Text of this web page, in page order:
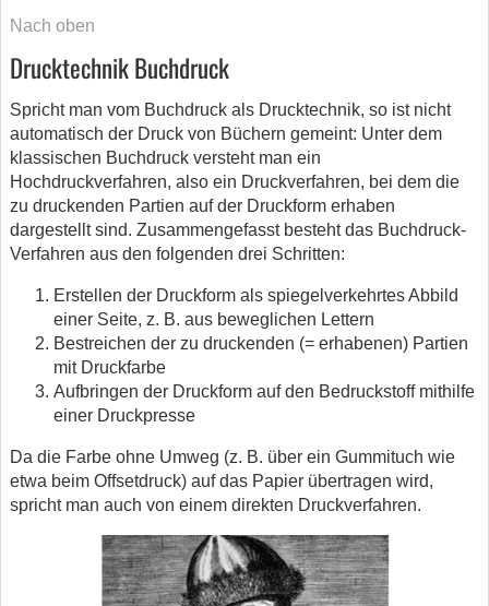
Nach oben
Drucktechnik Buchdruck
Spricht man vom Buchdruck als Drucktechnik, so ist nicht
automatisch der Druck von Büchern gemeint: Unter dem
klassischen Buchdruck versteht man ein
Hochdruckverfahren, also ein Druckverfahren, bei dem die
zu druckenden Partien auf der Druckform erhaben
dargestellt sind. Zusammengefasst besteht das Buchdruck-
Verfahren aus den folgenden drei Schritten:
Erstellen der Druckform als spiegelverkehrtes Abbild
einer Seite, z. B. aus beweglichen Lettern
Bestreichen der zu druckenden (= erhabenen) Partien
mit Druckfarbe
Aufbringen der Druckform auf den Bedruckstoff mithilfe
einer Druckpresse
Da die Farbe ohne Umweg (z. B. über ein Gummituch wie
etwa beim Offsetdruck) auf das Papier übertragen wird,
spricht man auch von einem direkten Druckverfahren.